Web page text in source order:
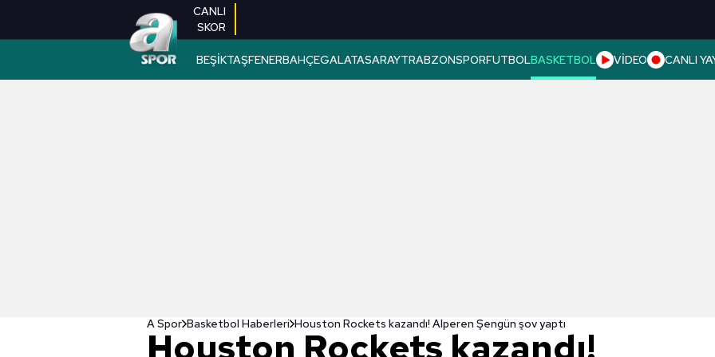
CANLI
SKOR
BEŞİKTAŞFENERBAHÇEGALATASARAYTRABZONSPORFUTBOLBASKETBOL VİDEO CANLI
A Spor Basketbol Haberleri Houston Rockets kazandı! Alperen Şengün şov yaptı
Houston Rockets kazandı!